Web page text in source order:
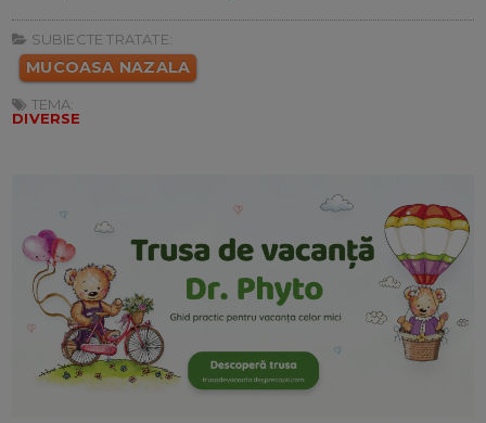
SUBIECTE TRATATE:
MUCOASA NAZALA
TEMA:
DIVERSE